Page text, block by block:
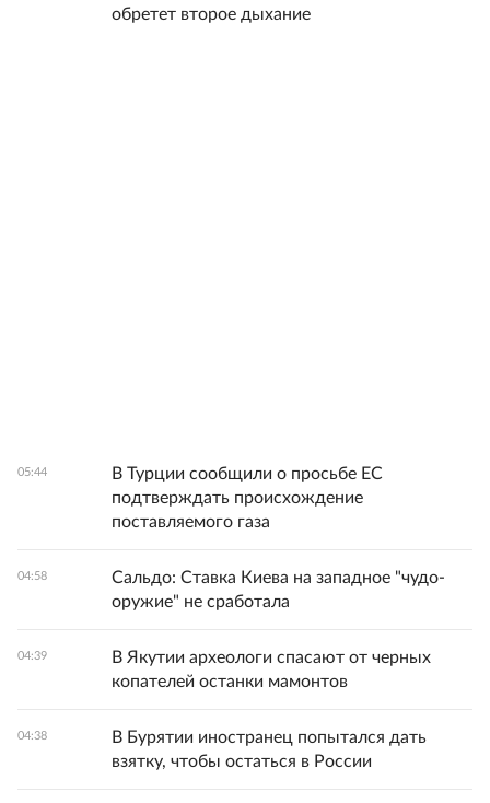
обретет второе дыхание
05:44
В Турции сообщили о просьбе ЕС
подтверждать происхождение
поставляемого газа
04:58
Сальдо: Ставка Киева на западное "чудо-
оружие" не сработала
04:39
В Якутии археологи спасают от черных
копателей останки мамонтов
04:38
В Бурятии иностранец попытался дать
взятку, чтобы остаться в России